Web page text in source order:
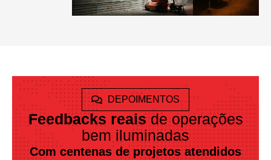
DEPOIMENTOS
Feedbacks reaisde operações
bem iluminadas
Com centenas de projetos atendidos